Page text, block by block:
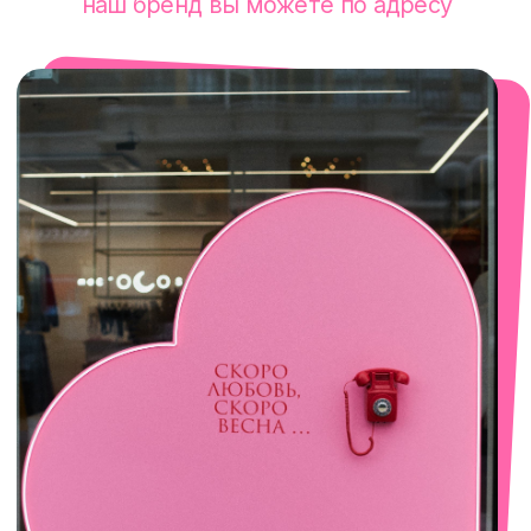
Сочи
Село Эстосадок, ТРЦ Горки Молл,
Горная Карусель, 3
+7 (919) 374-04-04
с 10-00 до 22-00
смотреть в Яндекс. Картах